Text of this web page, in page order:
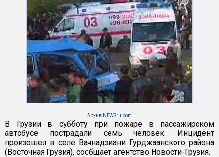
Архив NEWSru.com
В Грузии в субботу при пожаре в пассажирском
автобусе пострадали семь человек. Инцидент
произошел в селе Вачнадзиани Гурджаанского района
(Восточная Грузия), сообщает агентство Новости-Грузия.